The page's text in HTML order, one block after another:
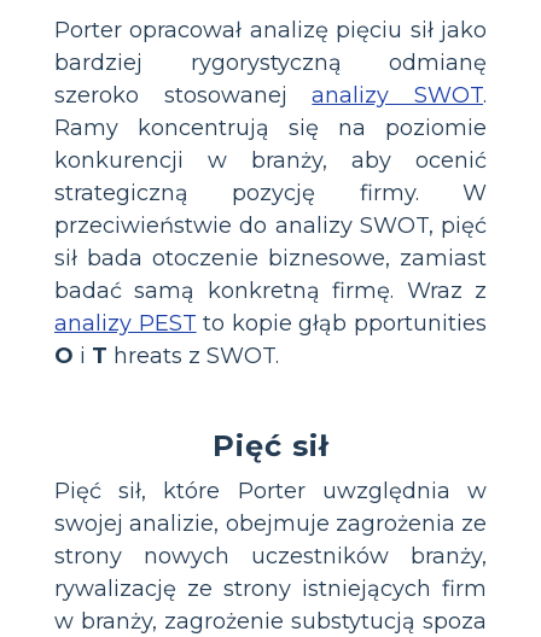
Porter opracował analizę pięciu sił jako
bardziej rygorystyczną odmianę
szeroko stosowanejanalizy SWOT.
Ramy koncentrują się na poziomie
konkurencji w branży, aby ocenić
strategiczną pozycję firmy. W
przeciwieństwie do analizy SWOT, pięć
sił bada otoczenie biznesowe, zamiast
badać samą konkretną firmę. Wraz z
analizy PEST to kopie głąb pportunities
O i T hreats z SWOT.
Pięć sił
Pięć sił, które Porter uwzględnia w
swojej analizie, obejmuje zagrożenia ze
strony nowych uczestników branży,
rywalizację ze strony istniejących firm
w branży, zagrożenie substytucją spoza